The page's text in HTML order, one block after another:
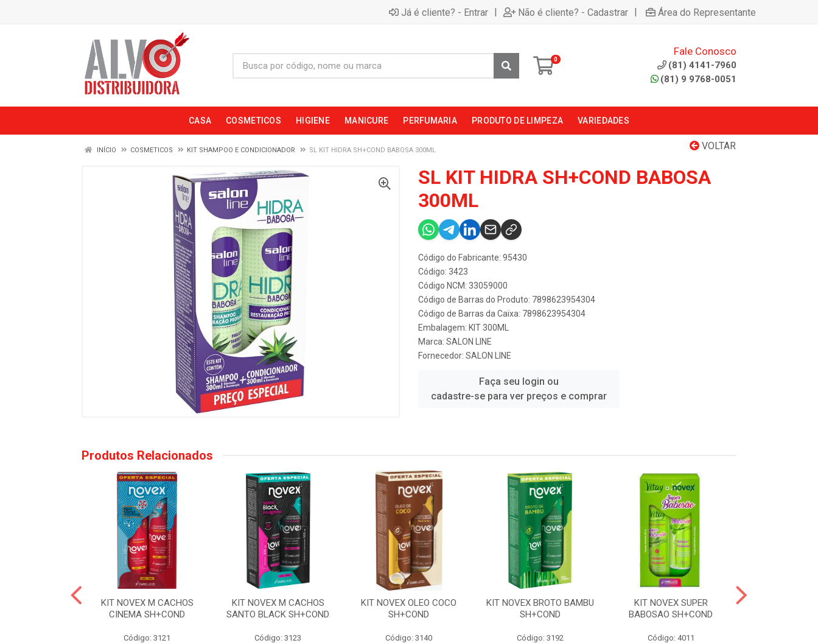
Já é cliente? - Entrar | Não é cliente? - Cadastrar | Área do Representante
0
Fale Conosco
(81) 4141-7960
(81) 9 9768-0051
CASA COSMETICOS HIGIENE MANICURE PERFUMARIA PRODUTO DE LIMPEZA VARIEDADES
VOLTAR
INÍCIO COSMETICOS KIT SHAMPOO E CONDICIONADOR SL KIT HIDRA SH+COND BABOSA 300ML
SL KIT HIDRA SH+COND BABOSA
300ML
Código do Fabricante: 95430
Código: 3423
Código NCM: 33059000
Código de Barras do Produto: 7898623954304
Código de Barras da Caixa: 7898623954304
Embalagem: KIT 300ML
Marca: SALON LINE
Fornecedor: SALON LINE
Faça seu login ou
cadastre-se para ver preços e comprar
Produtos Relacionados
KIT NOVEX M CACHOS
CINEMA SH+COND
Código: 3121
KIT NOVEX M CACHOS
SANTO BLACK SH+COND
Código: 3123
KIT NOVEX OLEO COCO
SH+COND
Código: 3140
KIT NOVEX BROTO BAMBU
SH+COND
Código: 3192
KIT NOVEX SUPER
BABOSAO SH+COND
Código: 4011